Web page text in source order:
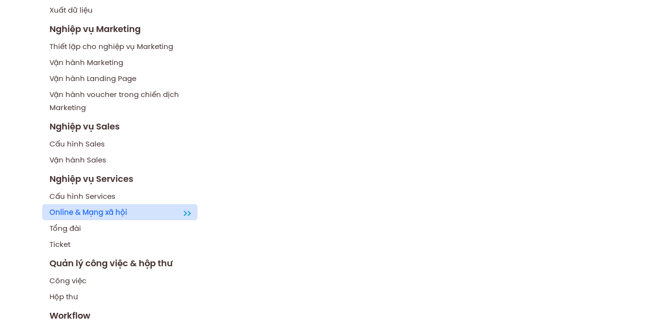
Xuất dữ liệu
Nghiệp vụ Marketing
Thiết lập cho nghiệp vụ Marketing
Vận hành Marketing
Vận hành Landing Page
Vận hành voucher trong chiến dịch
Marketing
Nghiệp vụ Sales
Cấu hình Sales
Vận hành Sales
Nghiệp vụ Services
Cấu hình Services
Online & Mạng xã hội
Tổng đài
Ticket
Quản lý công việc & hộp thư
Công việc
Hộp thư
Workflow